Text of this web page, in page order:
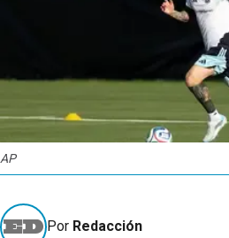
AP
Por Redacción